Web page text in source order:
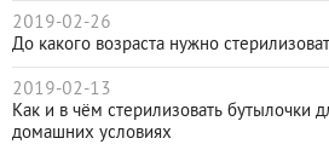
2019-02-26
До какого возраста нужно
2019-02-13
Как и в чём стерилизовать бутылочки
домашних условиях